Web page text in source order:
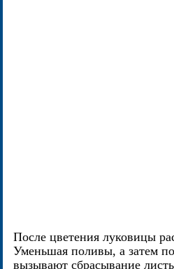
После цветения луковицы
Уменьшая поливы, а затем
вызывают сбрасывание